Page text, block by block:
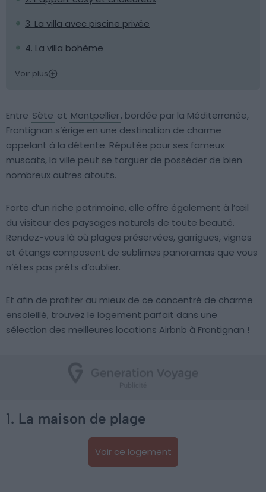
3. La villa avec piscine privée
4. La villa bohème
Voir plus
Entre Sète et Montpellier, bordée par la Méditerranée,
Frontignan s’érige en une destination de charme
appelant à la détente. Réputée pour ses fameux
muscats, la ville peut se targuer de posséder de bien
nombreux autres atouts.
Forte d’un riche patrimoine, elle offre également à l’œil
du visiteur des paysages naturels de toute beauté.
Rendez-vous là où plages préservées, garrigues, vignes
et étangs composent de sublimes panoramas que vous
n’êtes pas prêts d’oublier.
Et afin de profiter au mieux de ce concentré de charme
ensoleillé, trouvez le logement parfait dans une
sélection des meilleures locations Airbnb à Frontignan !
1. La maison de plage
Voir ce logement